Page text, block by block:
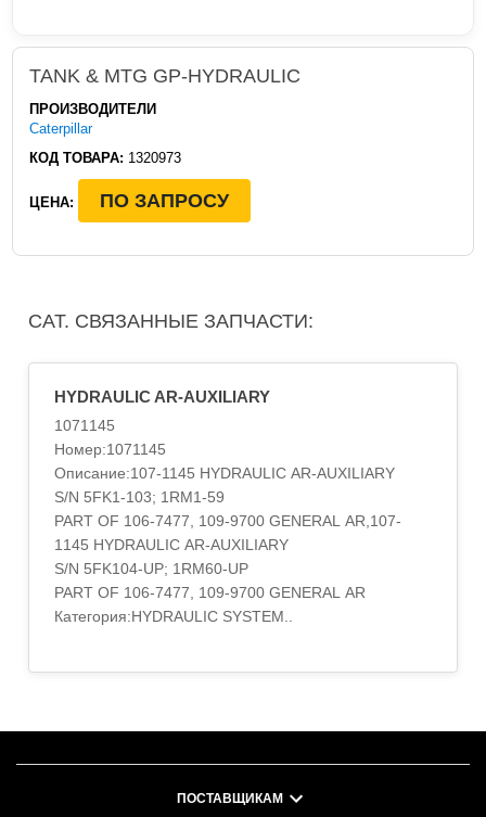
TANK & MTG GP-HYDRAULIC
ПРОИЗВОДИТЕЛИ
Caterpillar
КОД ТОВАРА: 1320973
ЦЕНА: ПО ЗАПРОСУ
CAT. СВЯЗАННЫЕ ЗАПЧАСТИ:
HYDRAULIC AR-AUXILIARY
1071145
Номер:1071145
Описание:107-1145 HYDRAULIC AR-AUXILIARY
S/N 5FK1-103; 1RM1-59
PART OF 106-7477, 109-9700 GENERAL AR,107-
1145 HYDRAULIC AR-AUXILIARY
S/N 5FK104-UP; 1RM60-UP
PART OF 106-7477, 109-9700 GENERAL AR
Категория:HYDRAULIC SYSTEM..
ПОСТАВЩИКАМ